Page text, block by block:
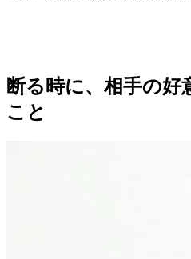
断る時に、相手の好
こと